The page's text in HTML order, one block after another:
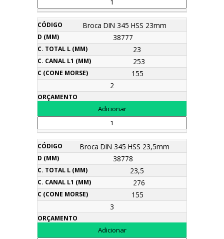
Broca DIN 345 HSS 23mm
38777
23
253
155
2
Broca DIN 345 HSS 23,5mm
38778
23,5
276
155
3